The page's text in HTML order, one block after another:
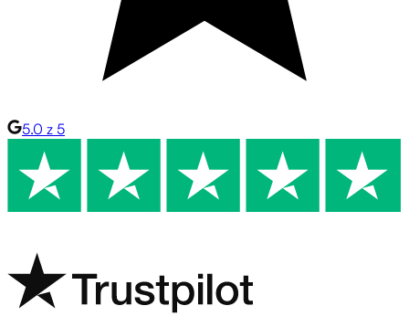
5.0 z 5